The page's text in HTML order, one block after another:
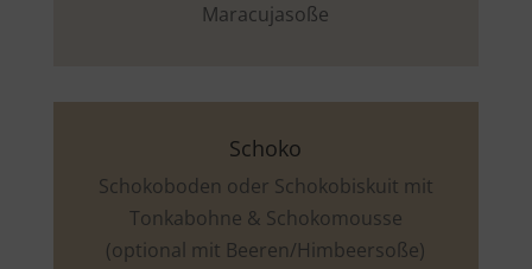
Maracujasoße
Schoko
Schokoboden oder Schokobiskuit mit
Tonkabohne & Schokomousse
(optional mit Beeren/Himbeersoße)